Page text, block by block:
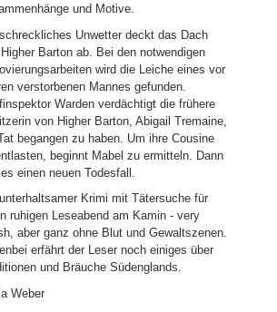
und Motive.
Unwetter deckt das Dach
Barton ab. Bei den notwendigen
wird die Leiche eines vor
verstorbenen Mannes gefunden.
Warden verdächtigt die frühere
von Higher Barton, Abigail Tremaine,
begangen zu haben. Um ihre Cousine
beginnt Mabel zu ermitteln. Dann
einen neuen Todesfall.
Krimi mit Tätersuche für
ruhigen Leseabend am Kamin - very
aber ganz ohne Blut und Gewaltszenen.
erfährt der Leser noch einiges über
und Bräuche Südenglands.
Weber